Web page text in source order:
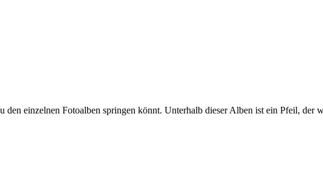
einzelnen Fotoalben springen könnt. Unterhalb dieser Alben ist ein Pfeil, der